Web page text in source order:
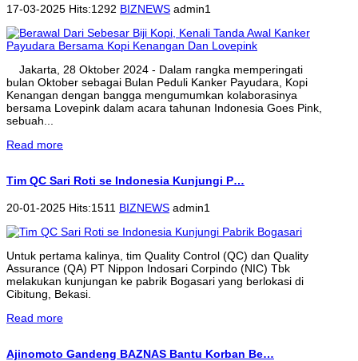
17-03-2025 Hits:1292 BIZNEWS admin1
Jakarta, 28 Oktober 2024 - Dalam rangka memperingati
bulan Oktober sebagai Bulan Peduli Kanker Payudara, Kopi
Kenangan dengan bangga mengumumkan kolaborasinya
bersama Lovepink dalam acara tahunan Indonesia Goes Pink,
sebuah...
Read more
Tim QC Sari Roti se Indonesia Kunjungi P…
20-01-2025 Hits:1511 BIZNEWS admin1
Untuk pertama kalinya, tim Quality Control (QC) dan Quality
Assurance (QA) PT Nippon Indosari Corpindo (NIC) Tbk
melakukan kunjungan ke pabrik Bogasari yang berlokasi di
Cibitung, Bekasi.
Read more
Ajinomoto Gandeng BAZNAS Bantu Korban Be…